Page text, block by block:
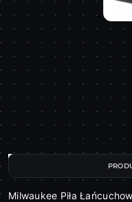
Milwaukee Piła